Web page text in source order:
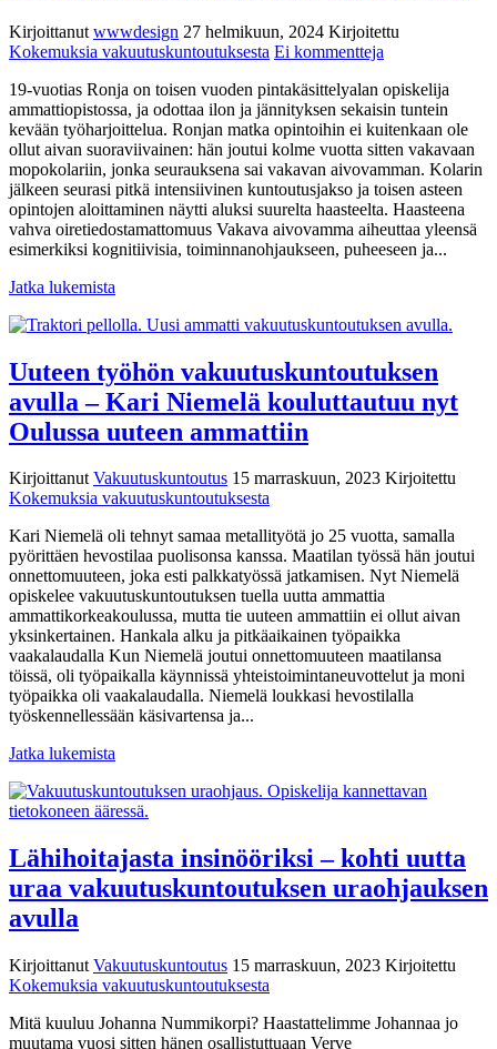
Kirjoittanut wwwdesign 27 helmikuun, 2024 Kirjoitettu
Kokemuksia vakuutuskuntoutuksesta Ei kommentteja
aivovammasta
huolimatta
toisen
asteen
opintoihin
–
sinnikäs
Ronja
ei
tavoittelussa
19-vuotias Ronja on toisen vuoden pintakäsittelyalan opiskelija
ammattiopistossa, ja odottaa ilon ja jännityksen sekaisin tuntein
kevään työharjoittelua. Ronjan matka opintoihin ei kuitenkaan ole
ollut aivan suoraviivainen: hän joutui kolme vuotta sitten vakavaan
mopokolariin, jonka seurauksena sai vakavan aivovamman. Kolarin
jälkeen seurasi pitkä intensiivinen kuntoutusjakso ja toisen asteen
opintojen aloittaminen näytti aluksi suurelta haasteelta. Haasteena
vahva oiretiedostamattomuus Vakava aivovamma aiheuttaa yleensä
esimerkiksi kognitiivisia, toiminnanohjaukseen, puheeseen ja...
Jatka lukemista
Uuteen työhön vakuutuskuntoutuksen
avulla – Kari Niemelä kouluttautuu nyt
Oulussa uuteen ammattiin
KirjoittanutVakuutuskuntoutus 15 marraskuun, 2023 Kirjoitettu
Kokemuksia vakuutuskuntoutuksesta
Kari Niemelä oli tehnyt samaa metallityötä jo 25 vuotta, samalla
pyörittäen hevostilaa puolisonsa kanssa. Maatilan työssä hän joutui
onnettomuuteen, joka esti palkkatyössä jatkamisen. Nyt Niemelä
opiskelee vakuutuskuntoutuksen tuella uutta ammattia
ammattikorkeakoulussa, mutta tie uuteen ammattiin ei ollut aivan
yksinkertainen. Hankala alku ja pitkäaikainen työpaikka
vaakalaudalla Kun Niemelä joutui onnettomuuteen maatilansa
töissä, oli työpaikalla käynnissä yhteistoimintaneuvottelut ja moni
työpaikka oli vaakalaudalla. Niemelä loukkasi hevostilalla
työskennellessään käsivartensa ja...
Jatka lukemista
Lähihoitajasta insinööriksi – kohti uutta
uraa vakuutuskuntoutuksen uraohjauksen
avulla
Kirjoittanut Vakuutuskuntoutus 15 marraskuun, 2023 Kirjoitettu
Kokemuksia vakuutuskuntoutuksesta
Mitä kuuluu Johanna Nummikorpi? Haastattelimme Johannaa jo
muutama vuosi sitten hänen osallistuttuaan Verve